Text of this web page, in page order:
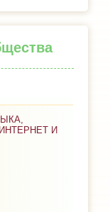
И